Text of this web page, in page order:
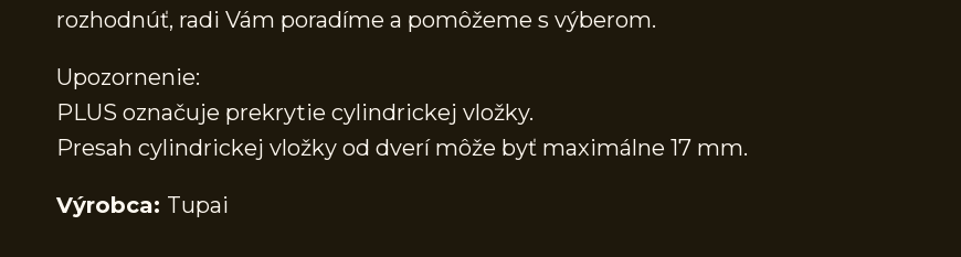
rozhodnúť, radi Vám poradíme a pomôžeme s výberom.
Upozornenie:
PLUS označuje prekrytie cylindrickej vložky.
Presah cylindrickej vložky od dverí môže byť maximálne 17 mm.
Výrobca: Tupai